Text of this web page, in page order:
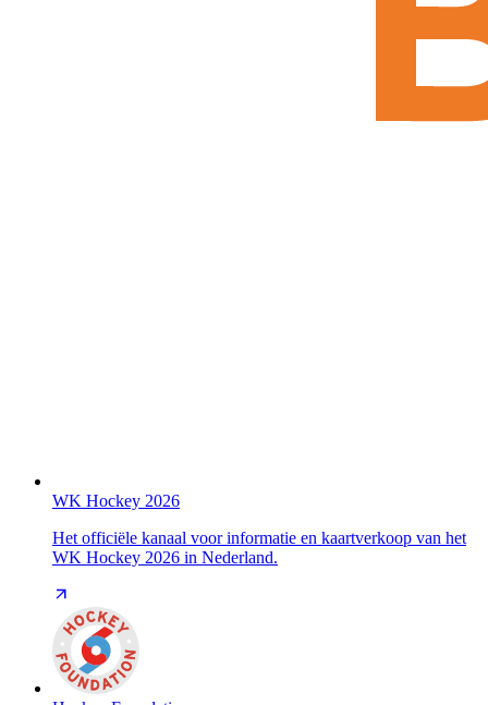
WK Hockey 2026
Het officiële kanaal voor informatie en kaartverkoop van het
WK Hockey 2026 in Nederland.